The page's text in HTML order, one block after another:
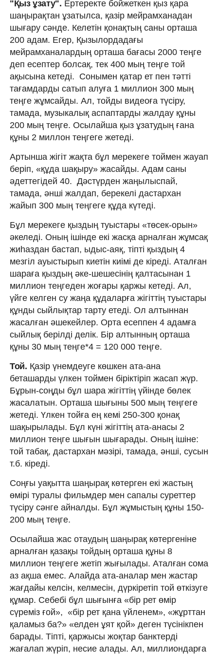
"Қыз ұзату". Ертеректе бойжеткен қыз қара
шаңырақтан ұзатылса, қазір мейрамханадан
шығару сәнде. Келетін қонақтың саны орташа
200 адам. Егер, Қызылордадағы
мейрамханалардың орташа бағасы 2000 теңге
деп есептер болсақ, тек 400 мың теңге той
ақысына кетеді. Сонымен қатар ет пен тәтті
тағамдарды сатып алуға 1 миллион 300 мың
теңге жұмсайды. Ал, тойды видеоға түсіру,
тамада, музыкалық аспаптарды жалдау құны
200 мың теңге. Осылайша қыз ұзатудың ғана
құны 2 миллон теңгеге жетеді.
Артынша жігіт жақта бұл мерекеге тоймен жауап
беріп, «құда шақыру» жасайды. Адам саны
әдеттегідей 40. Дәстүрден жаңылыспай,
тамада, әнші жалдап, берекелі дастархан
жайып 300 мың теңгеге құда күтеді.
Бұл мерекеге қыздың туыстары «төсек-орын»
әкеледі. Оның ішінде екі жасқа арналған жұмсақ
жиһаздан бастап, ыдыс-аяқ, тіпті қыздың 4
мезгіл ауыстырып киетін киімі де кіреді. Аталған
шараға қыздың әке-шешесінің қалтасынан 1
миллион теңгеден жоғары қаржы кетеді. Ал,
үйге келген су жаңа құдаларға жігіттің туыстары
құнды сыйлықтар тарту етеді. Ол алтыннан
жасалған әшекейлер. Орта есеппен 4 адамға
сыйлық берілді делік. Бір алтынның орташа
құны 30 мың теңге*4 = 120 000 теңге.
Той. Қазір үнемдеуге көшкен ата-ана
беташарды үлкен тоймен біріктіріп жасап жүр.
Бұрын-соңды бұл шара жігіттің үйінде бөлек
жасалатын. Орташа шығыны 500 мың теңгеге
жетеді. Үлкен тойға ең кемі 250-300 қонақ
шақырылады. Бұл күні жігіттің ата-анасы 2
миллион теңге шығын шығарады. Оның ішіне:
той табақ, дастархан мәзірі, тамада, әнші, сусын
т.б. кіреді.
Соңғы уақытта шаңырақ көтерген екі жастың
өмірі туралы фильмдер мен сапалы суреттер
түсіру сәнге айналды. Бұл жұмыстың құны 150-
200 мың теңге.
Осылайша жас отаудың шаңырақ көтергеніне
арналған қазақы тойдың орташа құны 8
миллион теңгеге жетіп жығылады. Аталған сома
аз ақша емес. Алайда ата-аналар мен жастар
жағдайы келсін, келмесін, дүркіретіп той өткізуге
құмар. Себебі бұл шығынға «бір рет өмір
сүреміз ғой», «бір рет қана үйленем», «жұрттан
қаламыз ба?» «елден ұят қой» деген түсінікпен
барады. Тіпті, қаржысы жоқтар банктерді
жағалап жүріп, несие алады. Ал, миллиондарға